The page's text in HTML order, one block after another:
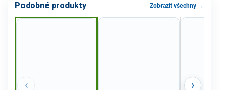
Podobné produkty Zobrazit všechny →
‹ ›